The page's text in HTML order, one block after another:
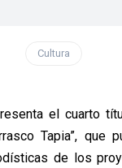
Cultura
el cuarto
Tapia”, que
de los